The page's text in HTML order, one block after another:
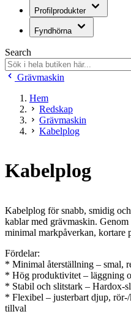
Profilprodukter
Fyndhörna
Search
Grävmaskin
Hem
Redskap
Grävmaskin
Kabelplog
Kabelplog
Kabelplog för snabb, smidig
kablar med grävmaskin.
minimal markpåverkan, kortare
Fördelar:
* Minimal återställning – smal,
* Hög produktivitet – läggning
* Stabil och slitstark – Hardox-
* Flexibel – justerbart djup,
tillval